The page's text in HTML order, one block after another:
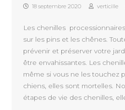
18 septembre 2020 verticille
Les chenilles
sur les pins et les chênes.
prévenir et préserver votre
être envahissantes. Les
même si vous ne les touchez
chiens, elles sont mortelles.
étapes de vie des chenilles,